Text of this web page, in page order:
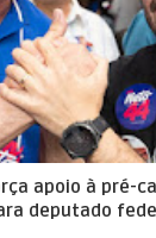
apoio à pré-
deputado